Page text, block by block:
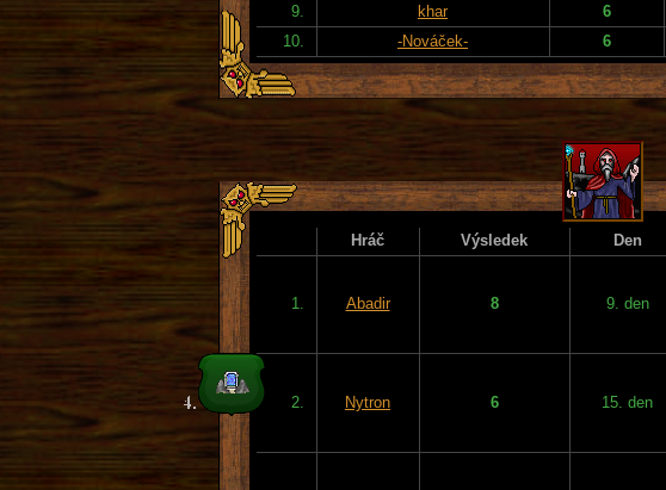
9.
khar 6
10.
-Nováček- 6
Hráč Výsledek Den
1. Abadir 8 9. den
2. Nytron 6 15. den